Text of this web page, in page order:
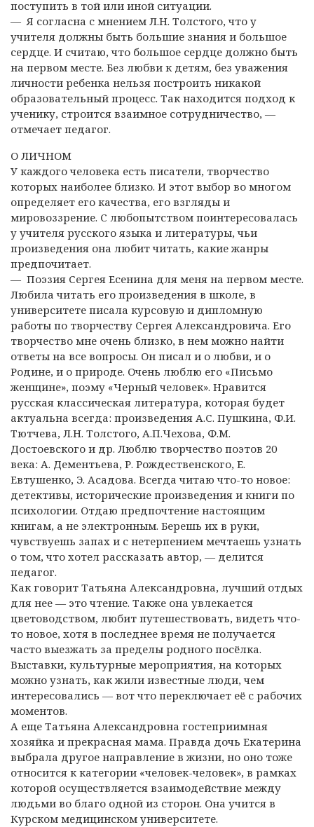
поступить в той или иной ситуации.
— Я согласна с мнением Л.Н. Толстого, что у
учителя должны быть большие знания и большое
сердце. И считаю, что большое сердце должно быть
на первом месте. Без любви к детям, без уважения
личности ребенка нельзя построить никакой
образовательный процесс. Так находится подход к
ученику, строится взаимное сотрудничество, —
отмечает педагог.
О ЛИЧНОМ
У каждого человека есть писатели, творчество
которых наиболее близко. И этот выбор во многом
определяет его качества, его взгляды и
мировоззрение. С любопытством поинтересовалась
у учителя русского языка и литературы, чьи
произведения она любит читать, какие жанры
предпочитает.
— Поэзия Сергея Есенина для меня на первом месте.
Любила читать его произведения в школе, в
университете писала курсовую и дипломную
работы по творчеству Сергея Александровича. Его
творчество мне очень близко, в нем можно найти
ответы на все вопросы. Он писал и о любви, и о
Родине, и о природе. Очень люблю его «Письмо
женщине», поэму «Черный человек». Нравится
русская классическая литература, которая будет
актуальна всегда: произведения А.С. Пушкина, Ф.И.
Тютчева, Л.Н. Толстого, А.П.Чехова, Ф.М.
Достоевского и др. Люблю творчество поэтов 20
века: А. Дементьева, Р. Рождественского, Е.
Евтушенко, Э. Асадова. Всегда читаю что-то новое:
детективы, исторические произведения и книги по
психологии. Отдаю предпочтение настоящим
книгам, а не электронным. Берешь их в руки,
чувствуешь запах и с нетерпением мечтаешь узнать
о том, что хотел рассказать автор, — делится
педагог.
Как говорит Татьяна Александровна, лучший отдых
для нее — это чтение. Также она увлекается
цветоводством, любит путешествовать, видеть что-
то новое, хотя в последнее время не получается
часто выезжать за пределы родного посёлка.
Выставки, культурные мероприятия, на которых
можно узнать, как жили известные люди, чем
интересовались — вот что переключает её с рабочих
моментов.
А еще Татьяна Александровна гостеприимная
хозяйка и прекрасная мама. Правда дочь Екатерина
выбрала другое направление в жизни, но оно тоже
относится к категории «человек-человек», в рамках
которой осуществляется взаимодействие между
людьми во благо одной из сторон. Она учится в
Курском медицинском университете.